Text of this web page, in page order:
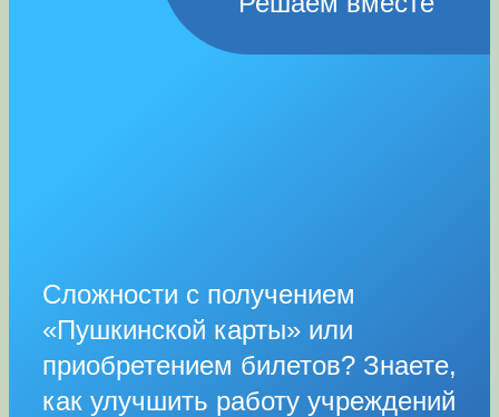
Сложности с получением
«Пушкинской карты» или
приобретением билетов? Знаете,
как улучшить работу учреждений